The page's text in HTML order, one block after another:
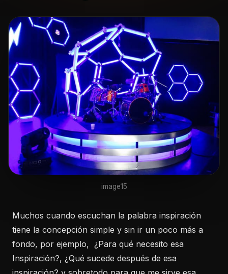
image15
Muchos cuando escuchan la palabra inspiración
tiene la concepción simple y sin ir un poco más a
fondo, por ejemplo, ¿Para qué necesito esa
Inspiración?, ¿Qué sucede después de esa